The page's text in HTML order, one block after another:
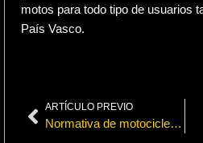
motos para todo tipo de usuarios
País Vasco.
Prev
ARTÍCULO PREVIO
Normativa de motocicletas en España 2026: guía completa + opiniones y modelos recomendados